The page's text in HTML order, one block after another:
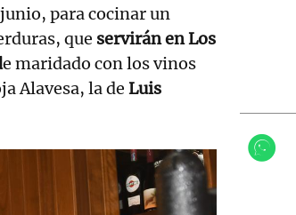
para cocinar un
que servirán en Los
e maridado con los vinos
Alavesa, la de Luis